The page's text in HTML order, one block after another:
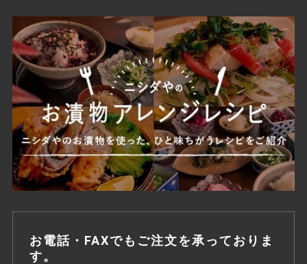
お電話・FAXでもご注文を承っておりま
す。